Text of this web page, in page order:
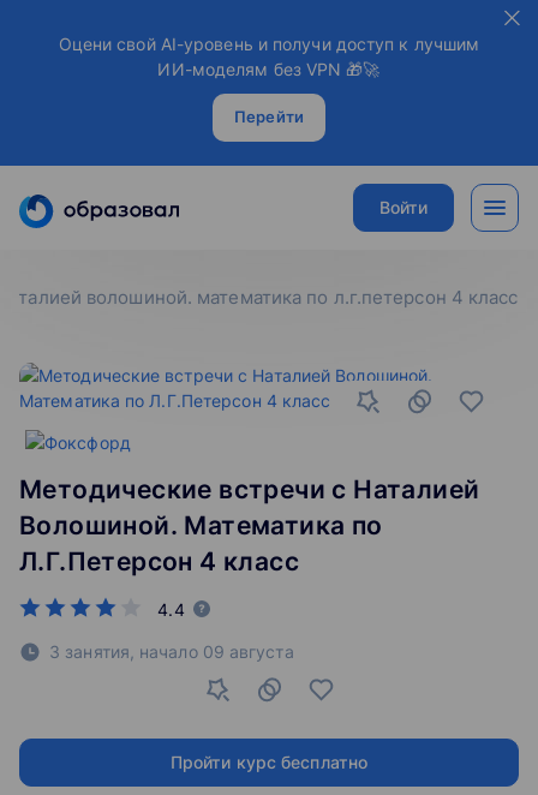
Оцени свой AI-уровень и получи доступ к лучшим
ИИ-моделям без VPN 🎁🚀
Перейти
Войти
волошиной. математика по л.г.петерсон 4 класс
Методические встречи с Наталией
Волошиной. Математика по
Л.Г.Петерсон 4 класс
4.4
3 занятия, начало 09 августа
Пройти курс бесплатно